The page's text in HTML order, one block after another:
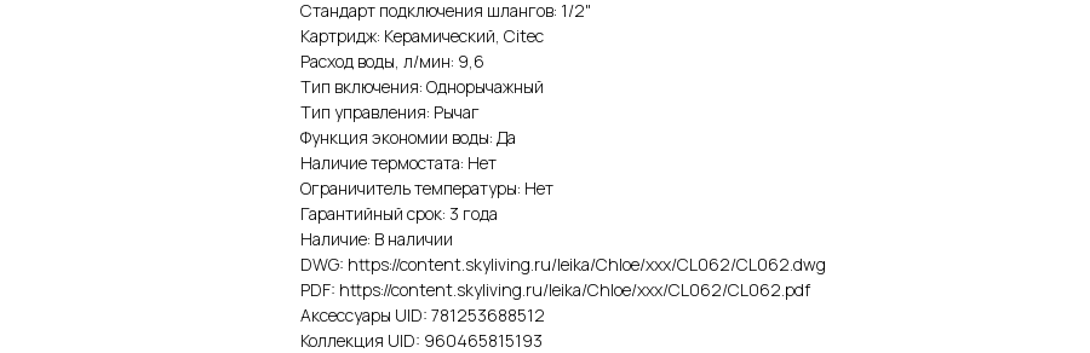
Стандарт подключения шлангов: 1/2"
Картридж: Керамический, Citec
Расход воды, л/мин: 9,6
Тип включения: Однорычажный
Тип управления: Рычаг
Функция экономии воды: Да
Наличие термостата: Нет
Ограничитель температуры: Нет
Гарантийный срок: 3 года
Наличие: В наличии
DWG: https://content.skyliving.ru/leika/Chloe/xxx/CL062/CL062.dwg
PDF: https://content.skyliving.ru/leika/Chloe/xxx/CL062/CL062.pdf
Аксессуары UID: 781253688512
Коллекция UID: 960465815193